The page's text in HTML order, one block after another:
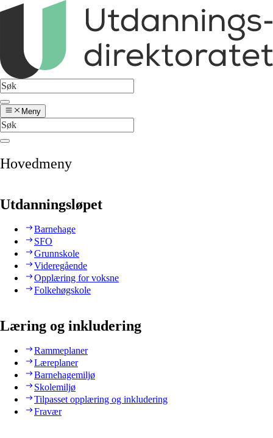
Meny
Hovedmeny
Utdanningsløpet
Barnehage
SFO
Grunnskole
Videregående
Opplæring for voksne
Folkehøgskole
Læring og inkludering
Rammeplaner
Læreplaner
Barnehagemiljø
Skolemiljø
Tilpasset opplæring og inkludering
Fravær